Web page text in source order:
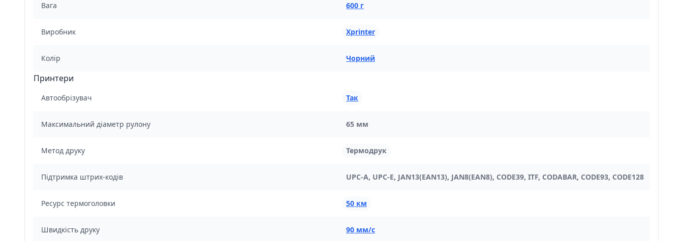
Вага 600 г
Виробник Xprinter
Колір Чорний
Принтери
Автообрізувач Так
Максимальний діаметр рулону 65 мм
Метод друку Термодрук
Підтримка штрих-кодів UPC-A, UPC-E, JAN13(EAN13), JAN8(EAN8), CODE39, ITF, CODABAR, CODE93, CODE128
Ресурс термоголовки 50 км
Швидкість друку 90 мм/с